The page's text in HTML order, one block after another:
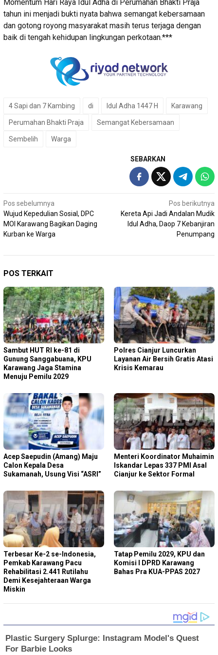
Momentum Hari Raya Idul Adha di Perumahan Bhakti Praja
tahun ini menjadi bukti nyata bahwa semangat kebersamaan
dan gotong royong masyarakat masih terus terjaga dengan
baik di tengah kehidupan lingkungan perkotaan.***
4 Sapi dan 7 Kambing di Idul Adha 1447 H Karawang
Perumahan Bhakti Praja Semangat Kebersamaan
Sembelih Warga
SEBARKAN
Navigasi
pos
Pos sebelumnya
Wujud Kepedulian Sosial, DPC
MOI Karawang Bagikan Daging
Kurban ke Warga
Pos berikutnya
Kereta Api Jadi Andalan Mudik
Idul Adha, Daop 7 Kebanjiran
Penumpang
POS TERKAIT
Sambut HUT RI ke-81 di
Gunung Sanggabuana, KPU
Karawang Jaga Stamina
Menuju Pemilu 2029
Polres Cianjur Luncurkan
Layanan Air Bersih Gratis Atasi
Krisis Kemarau
Acep Saepudin (Amang) Maju
Calon Kepala Desa
Sukamanah, Usung Visi “ASRI”
Menteri Koordinator Muhaimin
Iskandar Lepas 337 PMI Asal
Cianjur ke Sektor Formal
Terbesar Ke-2 se-Indonesia,
Pemkab Karawang Pacu
Rehabilitasi 2.441 Rutilahu
Demi Kesejahteraan Warga
Miskin
Tatap Pemilu 2029, KPU dan
Komisi I DPRD Karawang
Bahas Pra KUA-PPAS 2027